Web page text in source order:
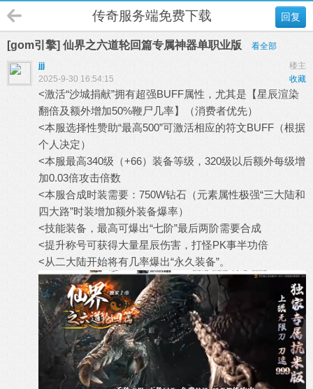
回复
传奇服务端免费下载
[gom引擎] 仙界之六道轮回篇专属神器单职业版
看全部
楼主
jjj
收藏
2025-9-30 16:54:15
<激活“沙城捐献”拥有超强BUFF属性，尤其是【星辰渲染
翻倍及额外增加50%鞭尸几率】（消费者优先）
<本服选择性赞助“最高500”可激活相应的符文BUFF（根据
个人决定）
<本服最高340级（+66）装备等级，320级以后额外每级增
加0.03倍攻击倍数
<本服合成时装需要：750W钻石（元素属性极强“三大陆和
四大路”时装增加额外装备爆率）
<技能装备，最高可爆出“七阶”最后两阶需要合成
<提升称号可获得大量星辰伤害，打怪PK事半功倍
<从二大陆开始将有几率爆出“永久装备”。